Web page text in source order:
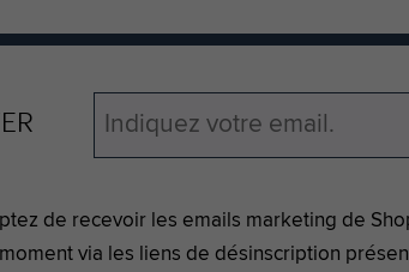
de recevoir les emails marketing de
via les liens de désinscription